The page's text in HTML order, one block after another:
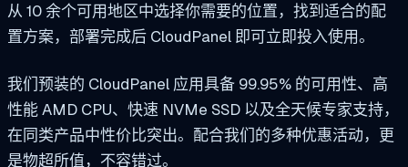
从 10 余个可用地区中选择你需要的位置，找到适合的配
置方案，部署完成后 CloudPanel 即可立即投入使用。
我们预装的 CloudPanel 应用具备 99.95% 的可用性、高
性能 AMD CPU、快速 NVMe SSD 以及全天候专家支持，
在同类产品中性价比突出。配合我们的多种优惠活动，更
是物超所值，不容错过。